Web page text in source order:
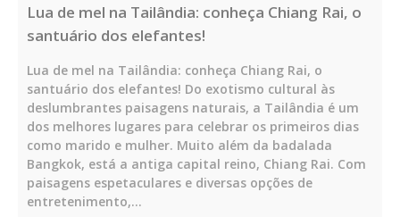
Lua de mel na Tailândia: conheça Chiang Rai, o
santuário dos elefantes!
Lua de mel na Tailândia: conheça Chiang Rai, o
santuário dos elefantes! Do exotismo cultural às
deslumbrantes paisagens naturais, a Tailândia é um
dos melhores lugares para celebrar os primeiros dias
como marido e mulher. Muito além da badalada
Bangkok, está a antiga capital reino, Chiang Rai. Com
paisagens espetaculares e diversas opções de
entretenimento,…